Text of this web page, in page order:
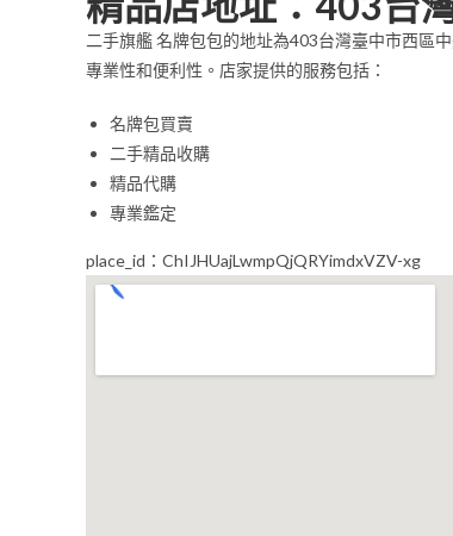
二手旗艦 名牌包包的地址為403台灣臺中市西區
專業性和便利性。店家提供的服務包括：
名牌包買賣
二手精品收購
精品代購
專業鑑定
place_id：ChIJHUajLwmpQjQRYimdxVZV-xg